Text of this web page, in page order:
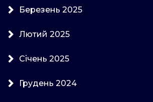
Березень 2025
Лютий 2025
Січень 2025
Грудень 2024